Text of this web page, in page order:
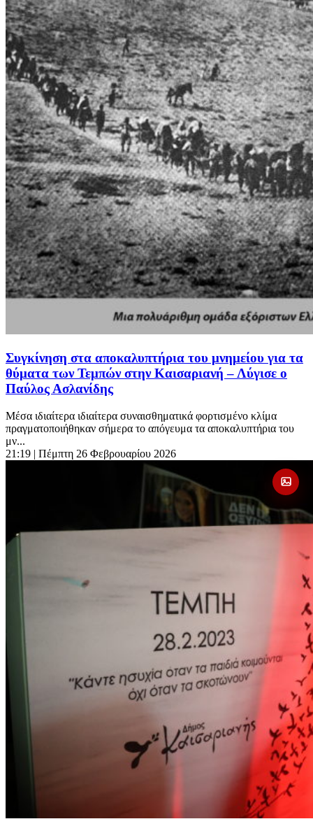
Συγκίνηση στα αποκαλυπτήρια του μνημείου για τα
θύματα των Τεμπών στην Καισαριανή – Λύγισε ο
Παύλος Ασλανίδης
Μέσα ιδιαίτερα ιδιαίτερα συναισθηματικά φορτισμένο κλίμα
πραγματοποιήθηκαν σήμερα το απόγευμα τα αποκαλυπτήρια του
μν...
21:19 | Πέμπτη 26 Φεβρουαρίου 2026